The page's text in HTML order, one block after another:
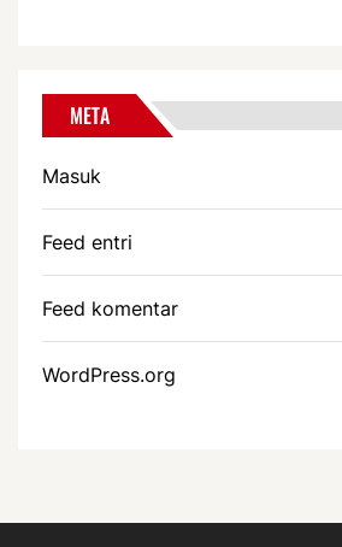
META
Masuk
Feed entri
Feed komentar
WordPress.org